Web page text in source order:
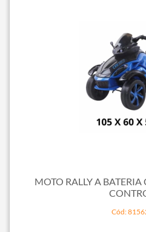
MOTO RALLY A
Cód: